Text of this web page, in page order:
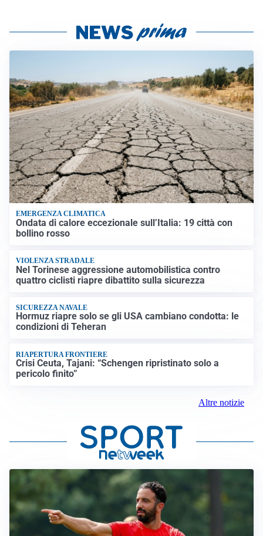
EMERGENZA CLIMATICA
Ondata di calore eccezionale sull’Italia: 19 città con
bollino rosso
VIOLENZA STRADALE
Nel Torinese aggressione automobilistica contro
quattro ciclisti riapre dibattito sulla sicurezza
SICUREZZA NAVALE
Hormuz riapre solo se gli USA cambiano condotta: le
condizioni di Teheran
RIAPERTURA FRONTIERE
Crisi Ceuta, Tajani: “Schengen ripristinato solo a
pericolo finito”
Altre notizie